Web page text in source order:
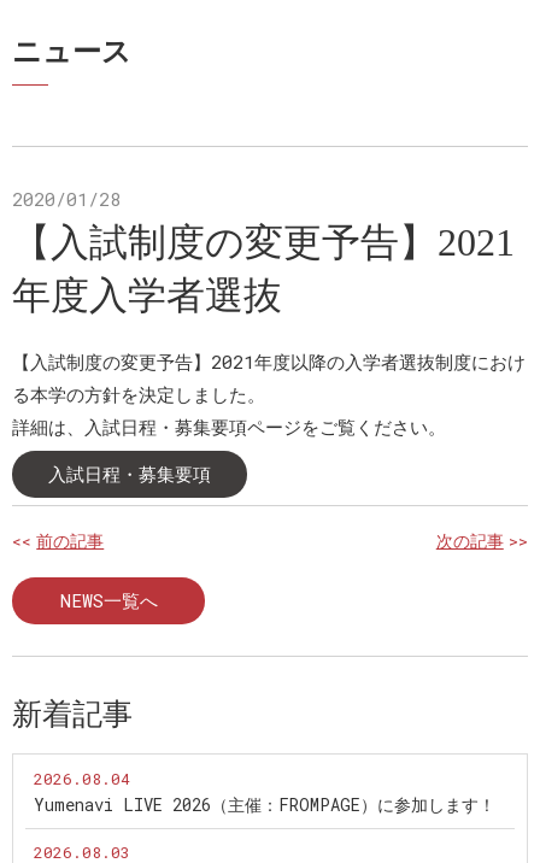
ニュース
2020/01/28
【入試制度の変更予告】2021
年度入学者選抜
【入試制度の変更予告】2021年度以降の入学者選抜制度におけ
る本学の方針を決定しました。
詳細は、入試日程・募集要項ページをご覧ください。
入試日程・募集要項
<<前の記事 次の記事>>
NEWS一覧へ
新着記事
2026.08.04
Yumenavi LIVE 2026（主催：FROMPAGE）に参加します！
2026.08.03